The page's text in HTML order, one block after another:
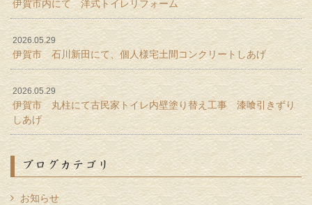
伊賀市内にて 洋式トイレリフォーム
2026.05.29
伊賀市 石川新田にて、個人様宅土間コンクリートしあげ
2026.05.29
伊賀市 丸柱にて古民家トイレ内壁塗り替え工事 漆喰引きずり
しあげ
ブログカテゴリ
お知らせ